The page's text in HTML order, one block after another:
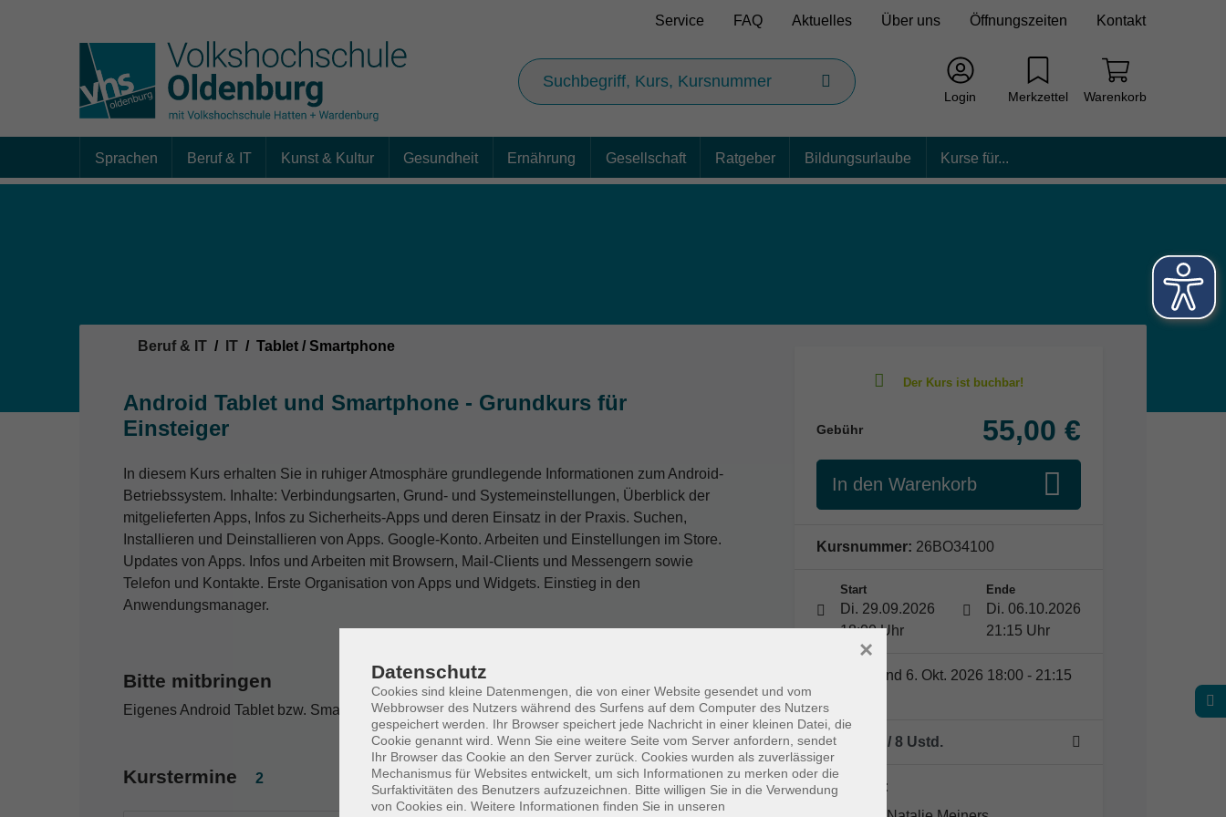
Service FAQ Aktuelles Über uns Öffnungszeiten Kontakt
Login Merkzettel Warenkorb
Sprachen Beruf & IT Kunst & Kultur Gesundheit Ernährung Gesellschaft Ratgeber Bildungsurlaube Kurse für...
Beruf & IT IT Tablet / Smartphone
Android Tablet und Smartphone - Grundkurs für
Einsteiger
In diesem Kurs erhalten Sie in ruhiger Atmosphäre grundlegende Informationen zum Android-
Betriebssystem. Inhalte: Verbindungsarten, Grund- und Systemeinstellungen, Überblick der
mitgelieferten Apps, Infos zu Sicherheits-Apps und deren Einsatz in der Praxis. Suchen,
Installieren und Deinstallieren von Apps. Google-Konto. Arbeiten und Einstellungen im Store.
Updates von Apps. Infos und Arbeiten mit Browsern, Mail-Clients und Messengern sowie
Telefon und Kontakte. Erste Organisation von Apps und Widgets. Einstieg in den
Anwendungsmanager.
Bitte mitbringen
Eigenes Android Tablet bzw. Smartphone und Netzadapter.
Kurstermine 2
Gebühr 55,00 €
In den Warenkorb
Kursnummer: 26BO34100
Start
Di. 29.09.2026
18:00 Uhr
Ende
Di. 06.10.2026
21:15 Uhr
29. Sept. und 6. Okt. 2026 18:00 - 21:15
2 Termine / 8 Ustd.
Dozent*in:
Datenschutz
Cookies sind kleine Datenmengen, die von einer Website gesendet und vom
Webbrowser des Nutzers während des Surfens auf dem Computer des Nutzers
gespeichert werden. Ihr Browser speichert jede Nachricht in einer kleinen Datei, die
Cookie genannt wird. Wenn Sie eine weitere Seite vom Server anfordern, sendet
Ihr Browser das Cookie an den Server zurück. Cookies wurden als zuverlässiger
Mechanismus für Websites entwickelt, um sich Informationen zu merken oder die
Surfaktivitäten des Benutzers aufzuzeichnen. Bitte willigen Sie in die Verwendung
von Cookies ein. Weitere Informationen finden Sie in unseren
×